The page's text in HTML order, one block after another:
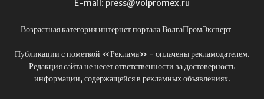
E-mail: press@volpromex.ru
Возрастная категория интернет портала ВолгаПромЭксперт
Публикации с пометкой «Реклама» - оплачены рекламодателем.
Редакция сайта не несет ответственности за достоверность
информации, содержащейся в рекламных объявлениях.